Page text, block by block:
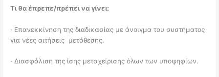
Τι θα έπρεπε/πρέπει να γίνει:
∙ Επανεκκίνηση της διαδικασίας με άνοιγμα του συστήματος
για νέες αιτήσεις μετάθεσης.
∙Διασφάλιση της ίσης μεταχείρισης όλων των υποψηφίων.